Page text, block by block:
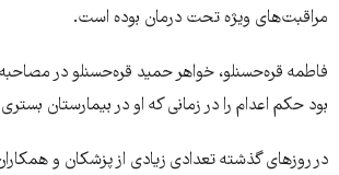
مراقبت‌های ویژه تحت درمان بوده است.
فاطمه قره‌حسنلو، خواهر حمید قره‌حسنلو در مصاحبه
بود حکم اعدام را در زمانی که او در بیمارستان بستری
در روزهای گذشته تعدادی زیادی از پزشکان و